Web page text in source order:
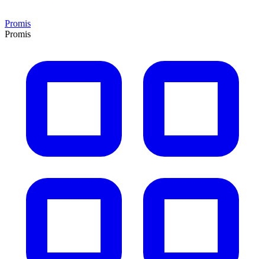
Promis
Promis